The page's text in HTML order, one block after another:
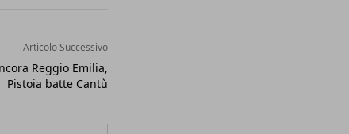
Articolo Successivo
Reggio Emilia,
Pistoia batte Cantù